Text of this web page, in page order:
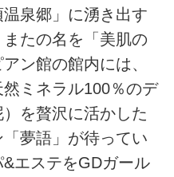
泉郷」に湧き出す
たの名を「美肌の
ン館の館内には、
ミネラル100％のデ
を贅沢に活かした
夢語」が待ってい
エステをGDガール